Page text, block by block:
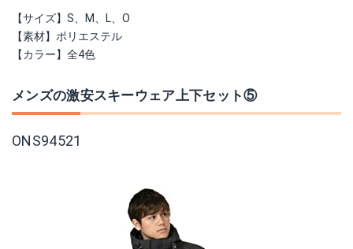
【サイズ】S、M、L、O
【素材】ポリエステル
【カラー】全4色
メンズの激安スキーウェア上下セット⑤
ONS94521